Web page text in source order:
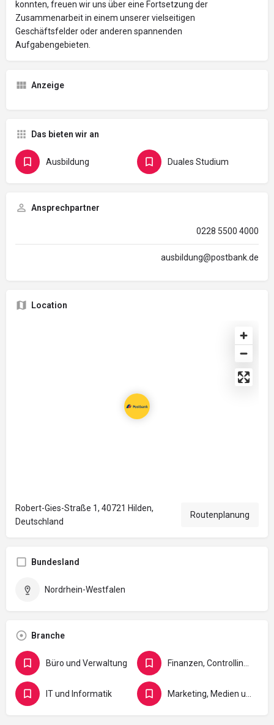
konnten, freuen wir uns über eine Fortsetzung der
Zusammenarbeit in einem unserer vielseitigen
Geschäftsfelder oder anderen spannenden
Aufgabengebieten.
Anzeige
Das bieten wir an
Ausbildung Duales Studium
Ansprechpartner
0228 5500 4000
ausbildung@postbank.de
Location
Robert-Gies-Straße 1, 40721 Hilden,
Deutschland
Routenplanung
Bundesland
Nordrhein-Westfalen
Branche
Büro und Verwaltung
IT und Informatik